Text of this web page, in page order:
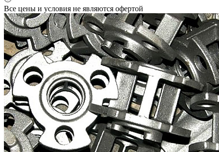
Все цены и условия не являются офертой